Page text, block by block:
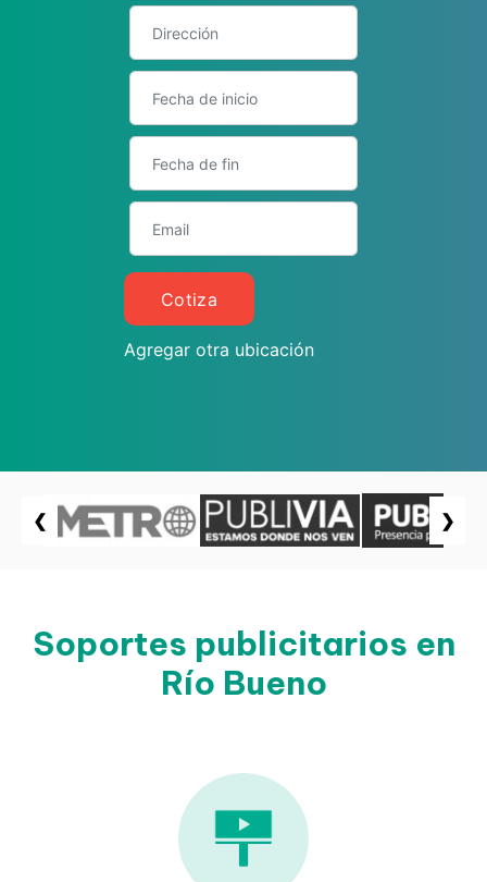
Cotiza
Agregar otra ubicación
❮ ❯
Soportes publicitarios en
Río Bueno